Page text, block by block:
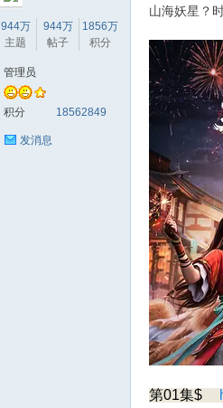
944万
主题
944万
帖子
1856万
积分
管理员
积分 18562849
发消息
山海妖星？
第01集$